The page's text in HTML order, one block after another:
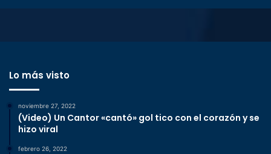
Lo más visto
noviembre 27, 2022
(Video) Un Cantor «cantó» gol tico con el corazón y se
hizo viral
febrero 26, 2022